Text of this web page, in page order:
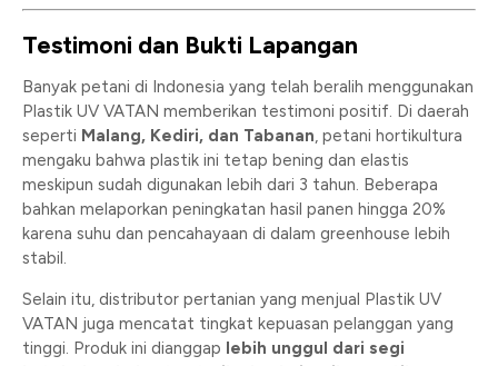
Testimoni dan Bukti Lapangan
Banyak petani di Indonesia yang telah beralih menggunakan
Plastik UV VATAN memberikan testimoni positif. Di daerah
seperti Malang, Kediri, dan Tabanan, petani hortikultura
mengaku bahwa plastik ini tetap bening dan elastis
meskipun sudah digunakan lebih dari 3 tahun. Beberapa
bahkan melaporkan peningkatan hasil panen hingga 20%
karena suhu dan pencahayaan di dalam greenhouse lebih
stabil.
Selain itu, distributor pertanian yang menjual Plastik UV
VATAN juga mencatat tingkat kepuasan pelanggan yang
tinggi. Produk ini dianggap lebih unggul dari segi